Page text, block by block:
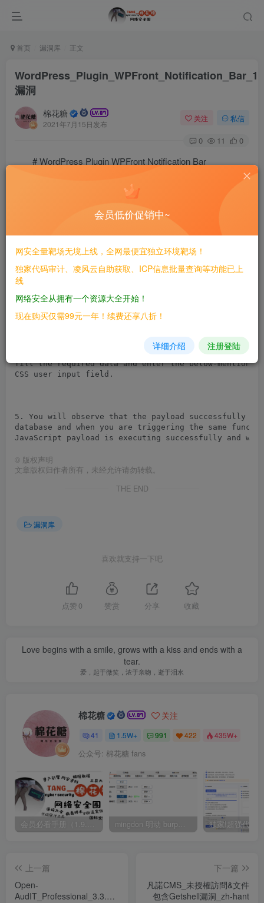
首页 漏洞库 正文
漏洞
棉花糖
2021年7月15日发布
关注 私信
0 11 0
# WordPress Plugin WPFront Notification Bar
# Date: 11/07/2021
# Vendor Homepage:
# Software Link: https://wordpress.org/plugins/
# Version:  1.9.1.04012
# Tested on Windows
# Category: Web Application
How to reproduce vulnerability:
1. Install WordPress 5.7.2
3. Navigate to *WPFront Notification Bar *>>
fill the required data and enter the below-mentioned
CSS user input field.
5. You will observe that the payload successfully
database and when you are triggering the same
© 版权声明
文章版权归作者所有，未经允许请勿转载。
THE END
漏洞库
喜欢就支持一下吧
点赞 0 赞赏 分享 收藏
Love begins with a smile, grows with a kiss and ends with a
tear.
爱，起于微笑，浓于亲吻，逝于泪水
棉花糖 关注
41 1.5W+ 991 422 435W+
公众号: 棉花糖 fans
会员必看手册（1.9.0版本 26.4.5更新） mingdon 明动 burp插件0.2.6版本 本地时间校验去除版
上一篇
Open-
AudIT_Professional_3.3.1_
下一篇
凡諾CMS_未授權訪問&文件
包含Getshell漏洞_zh-hant
会员低价促销中~
网安全量靶场无境上线，全网最便宜独立环境靶场！
独家代码审计、凌风云自助获取、ICP信息批量查询等功能已上
线
网络安全从拥有一个资源大全开始！
现在购买仅需99元一年！续费还享八折！
详细介绍 注册登陆